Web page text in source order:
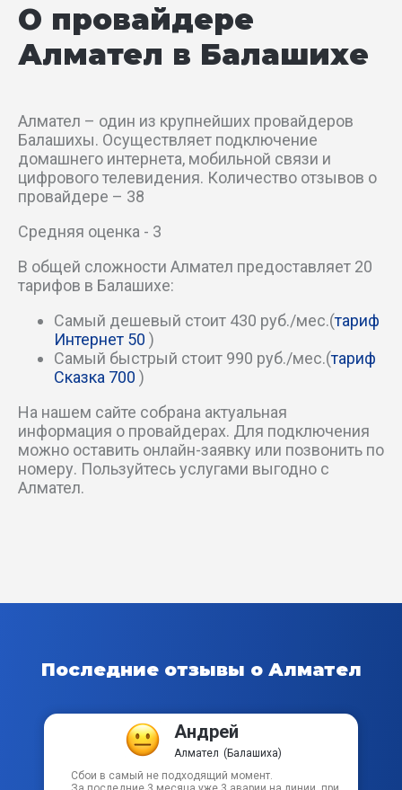
ул Калинина
ул Карбышева
ул Комсомольская
ул Крупешина
ул Крупской
ул Кудаковского
ул Лукино
ул Майкла Лунна
ул Малашка
ул Мещера
ул Новгородская
ул Объединения
О провайдере
Алмател в Балашихе
Алмател – один из крупнейших провайдеров
Балашихы. Осуществляет подключение
домашнего интернета, мобильной связи и
цифрового телевидения. Количество отзывов о
провайдере – 38
Средняя оценка - 3
В общей сложности Алмател предоставляет 20
тарифов в Балашихе:
Самый дешевый стоит 430 руб./мес.(тариф
Интернет 50 )
Самый быстрый стоит 990 руб./мес.(тариф
Сказка 700 )
На нашем сайте собрана актуальная
информация о провайдерах. Для подключения
можно оставить онлайн-заявку или позвонить по
номеру. Пользуйтесь услугами выгодно с
Алмател.
Последние отзывы о Алмател
Андрей
Алмател (Балашиха)
Сбои в самый не подходящий момент.